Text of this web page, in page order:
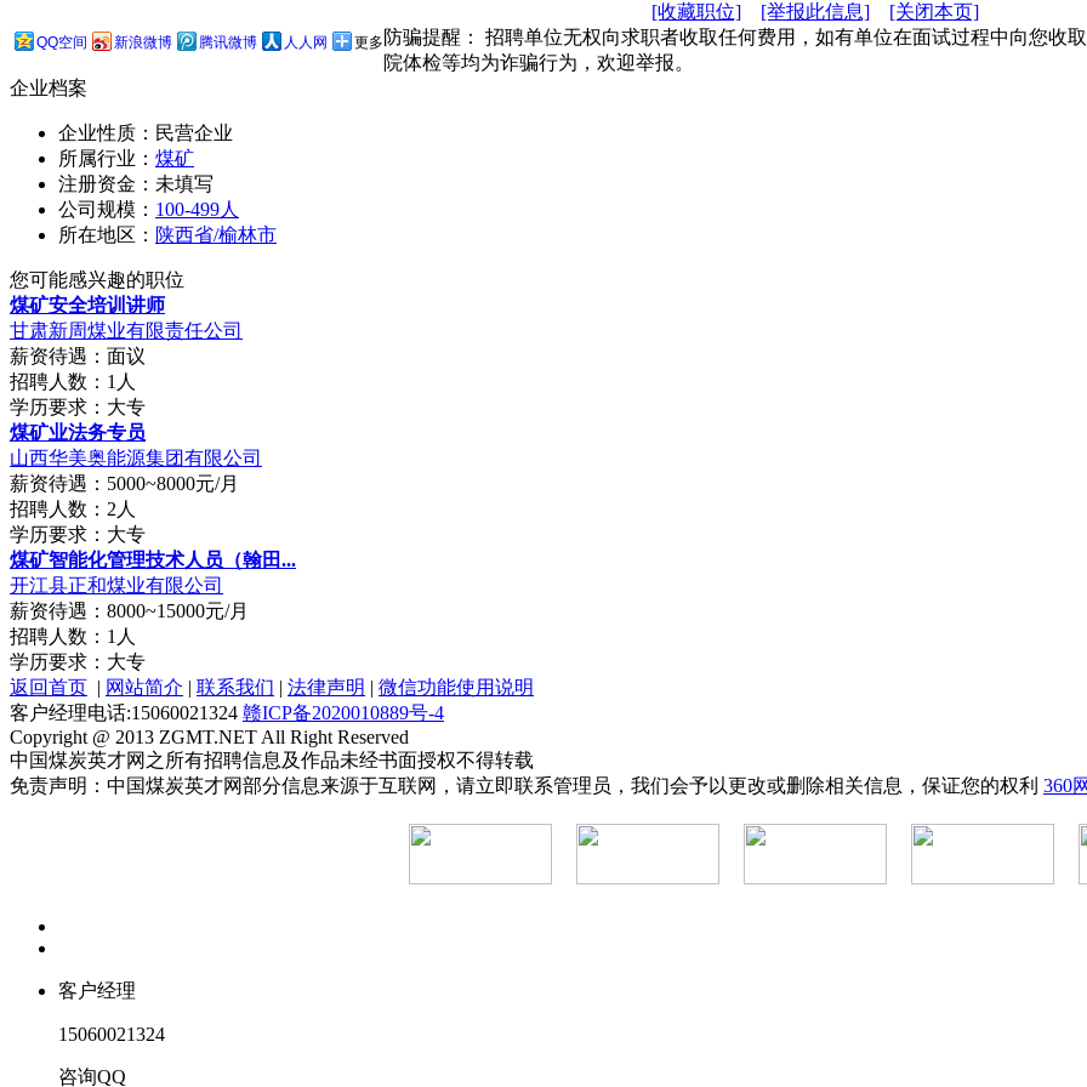
[收藏职位] [举报此信息] [关闭本页]
QQ空间 新浪微博 腾讯微博 人人网 更多 防骗提醒： 招聘单位无权向求职者收取任何费用，如有单位在面试过程中向您收
院体检等均为诈骗行为，欢迎举报。
企业档案
企业性质：民营企业
所属行业： 煤矿
注册资金：未填写
公司规模： 100-499人
所在地区： 陕西省/榆林市
您可能感兴趣的职位
煤矿安全培训讲师
甘肃新周煤业有限责任公司
薪资待遇：面议
招聘人数：1人
学历要求：大专
煤矿业法务专员
山西华美奥能源集团有限公司
薪资待遇：5000~8000元/月
招聘人数：2人
学历要求：大专
煤矿智能化管理技术人员（翰田...
开江县正和煤业有限公司
薪资待遇：8000~15000元/月
招聘人数：1人
学历要求：大专
返回首页 | 网站简介 | 联系我们 | 法律声明 | 微信功能使用说明
客户经理电话:15060021324 赣ICP备2020010889号-4
Copyright @ 2013 ZGMT.NET All Right Reserved
中国煤炭英才网之所有招聘信息及作品未经书面授权不得转载
免责声明：中国煤炭英才网部分信息来源于互联网，请立即联系管理员，我们会予以更改或删除相关信息，保证您的权利 360
客户经理
15060021324
咨询QQ